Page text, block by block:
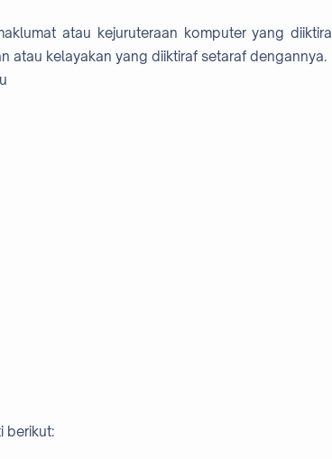
atau kejuruteraan komputer yang
atau kelayakan yang diiktiraf setaraf dengannya.
berikut: